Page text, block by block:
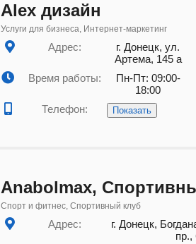
Alex дизайн
Услуги для бизнеса, Интернет-маркетинг
Адрес:
г. Донецк, ул.
Артема, 145 а
Время работы:
Пн-Пт: 09:00-
18:00
Телефон:
Показать
Anabolmax,
Спорт и фитнес, Спортивный клуб
Адрес:
г. Донецк,
пр.,